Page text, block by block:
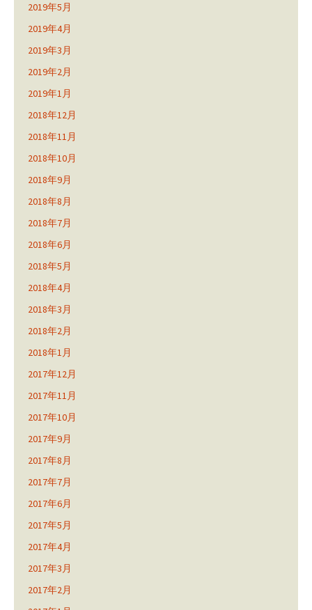
2019年5月
2019年4月
2019年3月
2019年2月
2019年1月
2018年12月
2018年11月
2018年10月
2018年9月
2018年8月
2018年7月
2018年6月
2018年5月
2018年4月
2018年3月
2018年2月
2018年1月
2017年12月
2017年11月
2017年10月
2017年9月
2017年8月
2017年7月
2017年6月
2017年5月
2017年4月
2017年3月
2017年2月